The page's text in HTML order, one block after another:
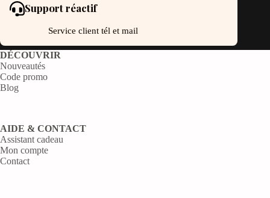
Support réactif
Service client tél et mail
DÉCOUVRIR
Nouveautés
Code promo
Blog
AIDE & CONTACT
Assistant cadeau
Mon compte
Contact